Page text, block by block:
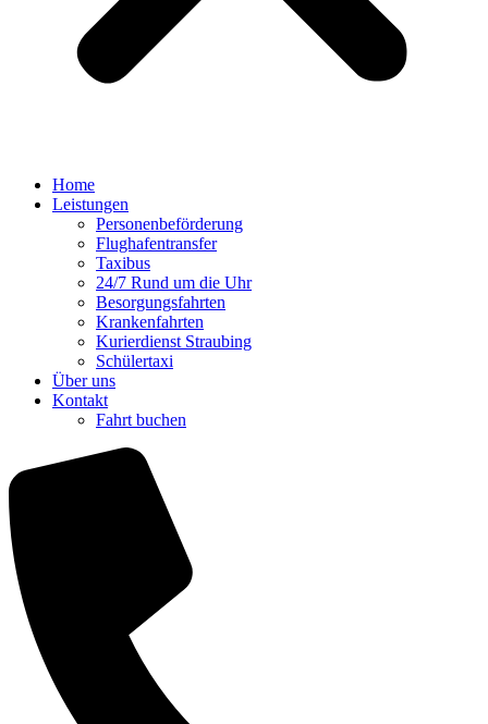
Home
Leistungen
Personenbeförderung
Flughafentransfer
Taxibus
24/7 Rund um die Uhr
Besorgungsfahrten
Krankenfahrten
Kurierdienst Straubing
Schülertaxi
Über uns
Kontakt
Fahrt buchen